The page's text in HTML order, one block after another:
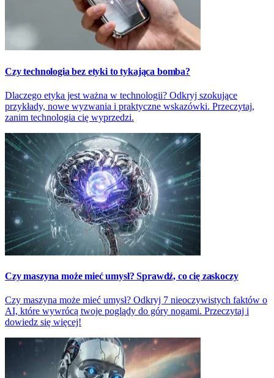
Czy technologia bez etyki to tykająca bomba?
Dlaczego etyka jest ważna w technologii? Odkryj szokujące
przykłady, nowe wyzwania i praktyczne wskazówki. Przeczytaj,
zanim technologia cię wyprzedzi.
Czy maszyna może mieć umysł? Sprawdź, co cię zaskoczy
Czy maszyna może mieć umysł? Odkryj 7 nieoczywistych faktów o
AI, które wywrócą twoje poglądy do góry nogami. Przeczytaj i
dowiedz się więcej!